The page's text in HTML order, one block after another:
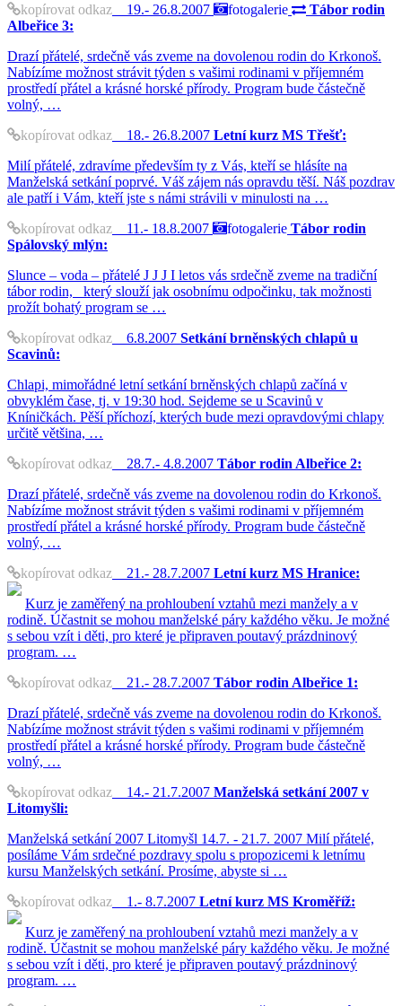
kopírovat odkaz 19.- 26.8.2007 fotogalerie
Tábor rodin
Albeřice 3:
Drazí přátelé, srdečně vás zveme na dovolenou rodin do Krkonoš.
Nabízíme možnost strávit týden s vašimi rodinami v příjemném
prostředí přátel a krásné horské přírody. Program bude částečně
volný, …
kopírovat odkaz 18.- 26.8.2007 Letní kurz MS Třešť:
Milí přátelé, zdravíme především ty z Vás, kteří se hlásíte na
Manželská setkání poprvé. Váš zájem nás opravdu těší. Náš pozdrav
ale patří i Vám, kteří jste s námi strávili v minulosti na …
kopírovat odkaz 11.- 18.8.2007 fotogalerie Tábor rodin
Spálovský mlýn:
Slunce – voda – přátelé J J J I letos vás srdečně zveme na tradiční
tábor rodin, který slouží jak osobnímu odpočinku, tak možnosti
prožít bohatý program se …
kopírovat odkaz 6.8.2007 Setkání brněnských chlapů u
Scavinů:
Chlapi, mimořádné letní setkání brněnských chlapů začíná v
obvyklém čase, tj. v 19:30 hod. Sejdeme se u Scavinů v
Kníničkách. Pěší příchozí, kterých bude mezi opravdovými chlapy
určitě většina, …
kopírovat odkaz 28.7.- 4.8.2007 Tábor rodin Albeřice 2:
Drazí přátelé, srdečně vás zveme na dovolenou rodin do Krkonoš.
Nabízíme možnost strávit týden s vašimi rodinami v příjemném
prostředí přátel a krásné horské přírody. Program bude částečně
volný, …
kopírovat odkaz 21.- 28.7.2007 Letní kurz MS Hranice:
Kurz je zaměřený na prohloubení vztahů mezi manžely a v
rodině. Účastnit se mohou manželské páry každého věku. Je možné
s sebou vzít i děti, pro které je připraven poutavý prázdninový
program. …
kopírovat odkaz 21.- 28.7.2007 Tábor rodin Albeřice 1:
Drazí přátelé, srdečně vás zveme na dovolenou rodin do Krkonoš.
Nabízíme možnost strávit týden s vašimi rodinami v příjemném
prostředí přátel a krásné horské přírody. Program bude částečně
volný, …
kopírovat odkaz 14.- 21.7.2007 Manželská setkání 2007 v
Litomyšli:
Manželská setkání 2007 Litomyšl 14.7. - 21.7. 2007 Milí přátelé,
posíláme Vám srdečné pozdravy spolu s propozicemi k letnímu
kursu Manželských setkání. Prosíme, abyste si …
kopírovat odkaz 1.- 8.7.2007 Letní kurz MS Kroměříž:
Kurz je zaměřený na prohloubení vztahů mezi manžely a v
rodině. Účastnit se mohou manželské páry každého věku. Je možné
s sebou vzít i děti, pro které je připraven poutavý prázdninový
program. …